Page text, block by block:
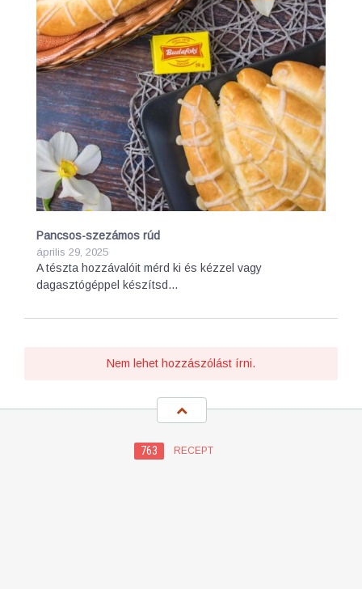
Pancsos-szezámos rúd
április 29, 2025
A tészta hozzávalóit mérd ki és kézzel vagy
dagasztógéppel készítsd…
Nem lehet hozzászólást írni.
763 RECEPT